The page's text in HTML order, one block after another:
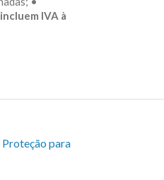
IVA à
Proteção para